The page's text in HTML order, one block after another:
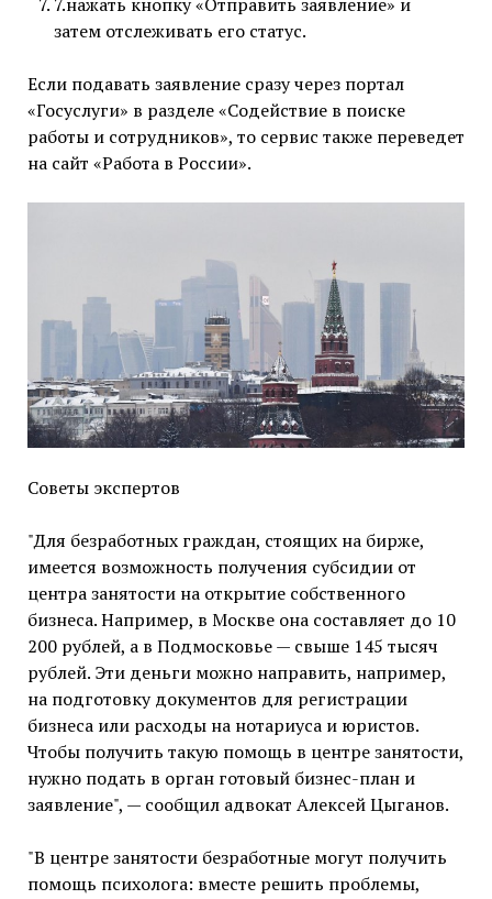
затем отслеживать его статус.
Если подавать заявление сразу через портал
«Госуслуги» в разделе «Содействие в поиске
работы и сотрудников», то сервис также переведет
на сайт «Работа в России».
Советы экспертов
"Для безработных граждан, стоящих на бирже,
имеется возможность получения субсидии от
центра занятости на открытие собственного
бизнеса. Например, в Москве она составляет до 10
200 рублей, а в Подмосковье — свыше 145 тысяч
рублей. Эти деньги можно направить, например,
на подготовку документов для регистрации
бизнеса или расходы на нотариуса и юристов.
Чтобы получить такую помощь в центре занятости,
нужно подать в орган готовый бизнес-план и
заявление", — сообщил адвокат Алексей Цыганов.
"В центре занятости безработные могут получить
помощь психолога: вместе решить проблемы,